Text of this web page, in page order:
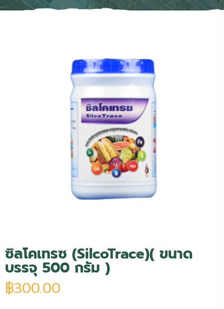
ซิลโคเทรซ (SilcoTrace)( ขนาด
บรรจุ 500 กรัม )
฿300.00